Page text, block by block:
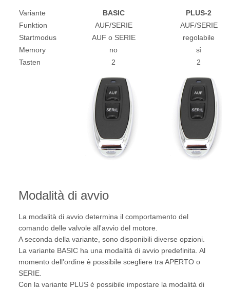
Variante BASIC
PLUS-2
Funktion
AUF/SERIE
AUF/SERIE
Startmodus
AUF o SERIE
regolabile
Memory
no
sì
Tasten
2 2
Modalità di avvio
La modalità di avvio determina il comportamento del
comando delle valvole all'avvio del motore.
A seconda della variante, sono disponibili diverse opzioni.
La variante BASIC ha una modalità di avvio predefinita. Al
momento dell'ordine è possibile scegliere tra APERTO o
SERIE.
Con la variante PLUS è possibile impostare la modalità di